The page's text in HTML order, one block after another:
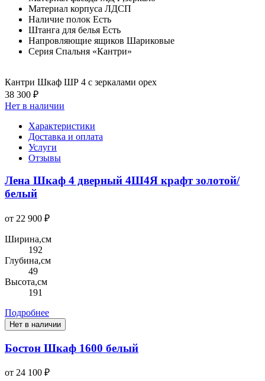
Материал корпуса ЛДСП
Наличие полок Есть
Штанга для белья Есть
Напровляющие ящиков Шариковые
Серия Спальня «Кантри»
Кантри Шкаф ШР 4 с зеркалами орех
38 300 ₽
Нет в наличии
Характеристики
Доставка и оплата
Услуги
Отзывы
Лена Шкаф 4 дверный 4Ш4Я крафт золотой/
белый
от 22 900 ₽
Ширина,см
192
Глубина,см
49
Высота,см
191
Подробнее
Нет в наличии
Бостон Шкаф 1600 белый
от 24 100 ₽